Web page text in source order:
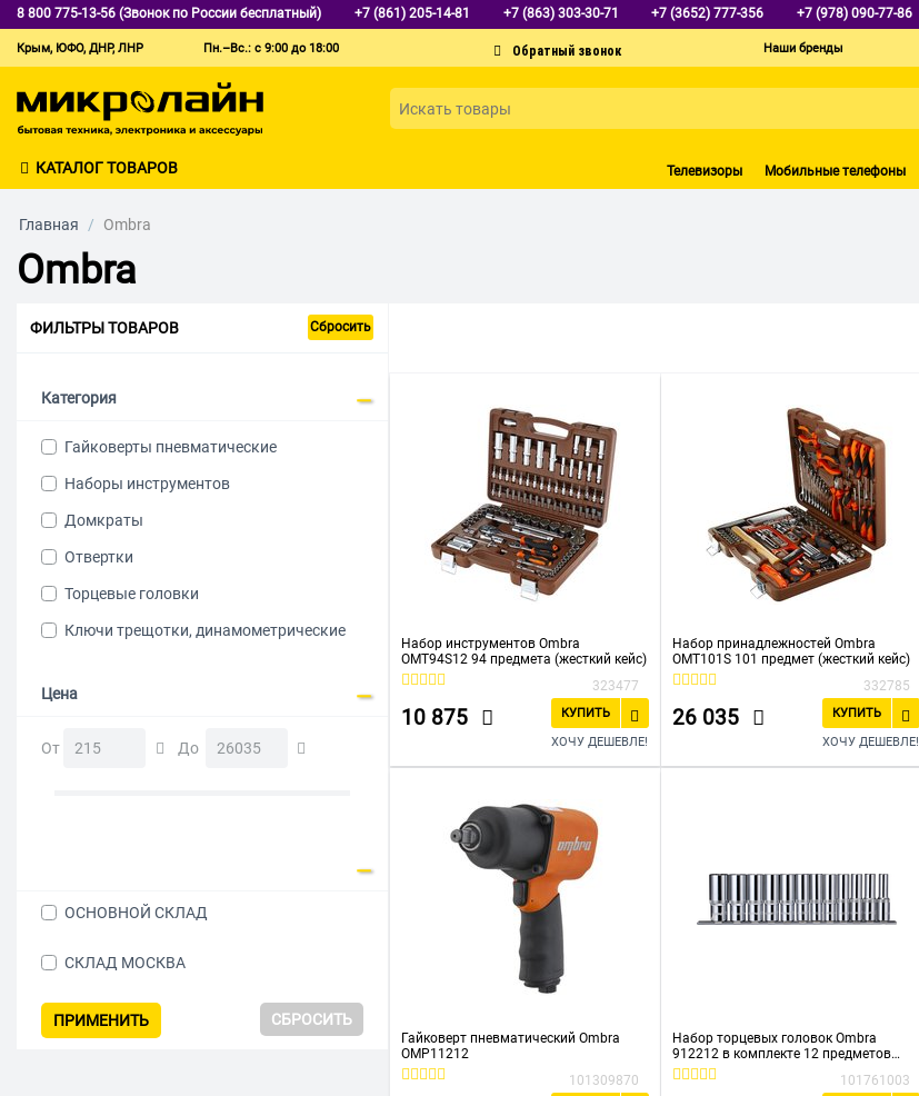
8 800 775-13-56 (Звонок по России бесплатный) +7 (861) 205-14-81 +7 (863) 303-30-71 +7 (3652) 777-356 +7 (978) 090-77-86
Крым, ЮФО, ДНР, ЛНР Пн.–Вс.: с 9:00 до 18:00 Наши бренды
КАТАЛОГ ТОВАРОВ Телевизоры Мобильные телефоны
Главная / Ombra
Ombra
ФИЛЬТРЫ ТОВАРОВ Сбросить
Категория
Гайковерты пневматические
Наборы инструментов
Домкраты
Отвертки
Торцевые головки
Ключи трещотки, динамометрические
Цена
От До
ОСНОВНОЙ СКЛАД
СКЛАД МОСКВА
ПРИМЕНИТЬ СБРОСИТЬ
Набор инструментов Ombra
OMT94S12 94 предмета (жесткий кейс)
323477
10 875
КУПИТЬ
ХОЧУ ДЕШЕВЛЕ!
Набор принадлежностей Ombra
OMT101S 101 предмет (жесткий кейс)
332785
26 035
КУПИТЬ
ХОЧУ ДЕШЕВЛЕ!
Гайковерт пневматический Ombra
OMP11212
101309870
Набор торцевых головок Ombra
912212 в комплекте 12 предметов
(55466)
101761003